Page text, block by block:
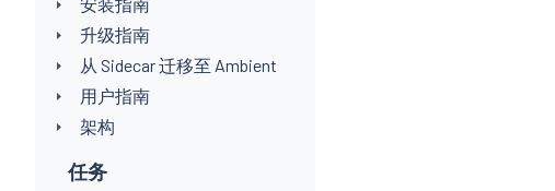
升级指南
从 Sidecar 迁移至 Ambient
用户指南
架构
任务